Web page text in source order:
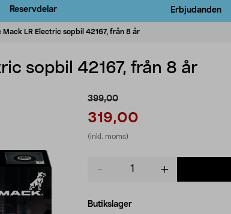
Reservdelar Erbjudanden
Mack LR Electric sopbil 42167, från 8 år
sopbil 42167, från 8 år
399,00
319,00
(inkl. moms)
Butikslager